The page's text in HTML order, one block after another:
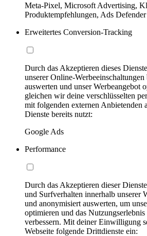
Meta-Pixel, Microsoft Advertising,
Produktempfehlungen, Ads Defender
Erweitertes Conversion-Tracking
Durch das Akzeptieren dieses
unserer Online-Werbeeinschaltungen
auswerten und unser Werbeangebot
gleichen wir deine verschlüsselten
mit folgenden externen Anbietenden
Dienste bereits nutzt:
Google Ads
Performance
Durch das Akzeptieren dieser
und Surfverhalten innerhalb unserer
und anonymisiert auswerten, um
optimieren und das
verbessern. Mit deiner Einwilligung
Webseite folgende Drittdienste ein: